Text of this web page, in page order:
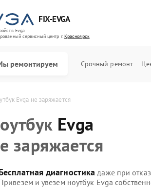
FIX-EVGA
Evga
cервисный центр г.Красноярск
ремонтируем Срочный ремонт
Evga не заряжается
Evga
заряжается
диагностика даже при
и увезем ноутбук Evga